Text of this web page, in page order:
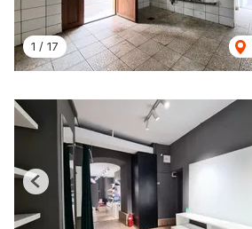
1 / 17
Previous